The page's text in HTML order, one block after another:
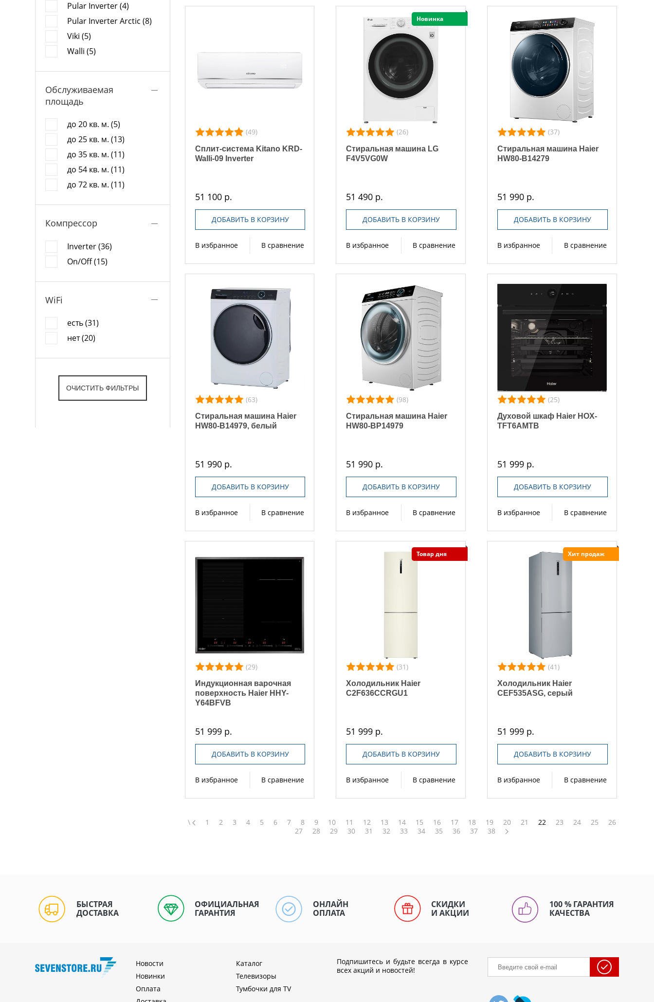
Pular Inverter (4)
Pular Inverter Arctic (8)
Viki (5)
Walli (5)
Обслуживаемая
площадь
до 20 кв. м. (5)
до 25 кв. м. (13)
до 35 кв. м. (11)
до 54 кв. м. (11)
до 72 кв. м. (11)
Компрессор
Inverter (36)
On/Off (15)
WiFi
есть (31)
нет (20)
(49)
Сплит-система Kitano KRD-
Walli-09 Inverter
51 100 р.
ДОБАВИТЬ В КОРЗИНУ
В избранное В сравнение
Новинка
(26)
Стиральная машина LG
F4V5VG0W
51 490 р.
ДОБАВИТЬ В КОРЗИНУ
В избранное В сравнение
(37)
Стиральная машина Haier
HW80-B14279
51 990 р.
ДОБАВИТЬ В КОРЗИНУ
В избранное В сравнение
(63)
Стиральная машина Haier
HW80-B14979, белый
51 990 р.
ДОБАВИТЬ В КОРЗИНУ
В избранное В сравнение
(98)
Стиральная машина Haier
HW80-BP14979
51 990 р.
ДОБАВИТЬ В КОРЗИНУ
В избранное В сравнение
(25)
Духовой шкаф Haier HOX-
TFT6AMTB
51 999 р.
ДОБАВИТЬ В КОРЗИНУ
В избранное В сравнение
(29)
Индукционная варочная
поверхность Haier HHY-
Y64BFVB
51 999 р.
ДОБАВИТЬ В КОРЗИНУ
В избранное В сравнение
Товар дня
(31)
Холодильник Haier
C2F636CCRGU1
51 999 р.
ДОБАВИТЬ В КОРЗИНУ
В избранное В сравнение
Хит продаж
(41)
Холодильник Haier
CEF535ASG, серый
51 999 р.
ДОБАВИТЬ В КОРЗИНУ
В избранное В сравнение
\ 1 2 3 4 5 6 7 8 9 10 11 12 13 14 15 16 17 18 19 20 21 22 23 24 25
26
27
28 29 30 31 32 33 34 35 36 37 38
БЫСТРАЯ
ДОСТАВКА
ОФИЦИАЛЬНАЯ
ГАРАНТИЯ
ОНЛАЙН
ОПЛАТА
СКИДКИ
И АКЦИИ
100 % ГАРАНТИЯ
КАЧЕСТВА
Новости
Новинки
Оплата
Каталог
Телевизоры
Тумбочки для TV
Подпишитесь и будьте всегда в курсе
всех акций и новостей!